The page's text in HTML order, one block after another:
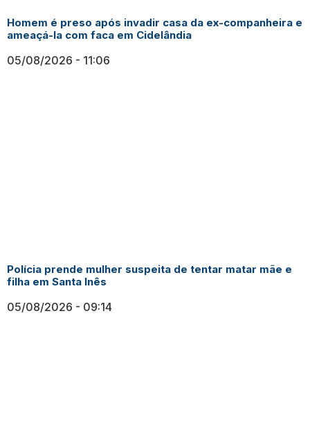
Homem é preso após invadir casa da ex-companheira e
ameaçá-la com faca em Cidelândia
05/08/2026 11:06
Polícia prende mulher suspeita de tentar matar mãe e
filha em Santa Inês
05/08/2026 09:14